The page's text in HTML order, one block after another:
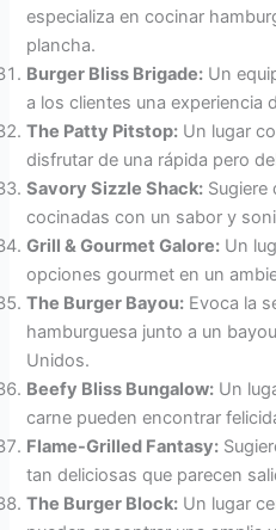
especializa en cocinar
plancha.
Burger Bliss Brigade: Un
a los clientes una experiencia
The Patty Pitstop: Un lugar
disfrutar de una rápida pero
Savory Sizzle Shack: Sugiere
cocinadas con un sabor y
Grill & Gourmet Galore: Un
opciones gourmet en un
The Burger Bayou: Evoca la
hamburguesa junto a un
Unidos.
Beefy Bliss Bungalow: Un
carne pueden encontrar
Flame-Grilled Fantasy:
tan deliciosas que parecen
The Burger Block: Un lugar